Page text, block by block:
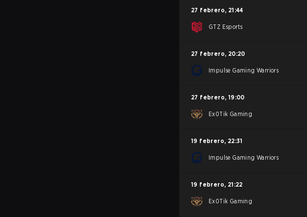
27 febrero, 21:44
GTZ Esports
27 febrero, 20:20
Impulse Gaming Warriors
27 febrero, 19:00
Ex0Tik Gaming
19 febrero, 22:31
Impulse Gaming Warriors
19 febrero, 21:22
Ex0Tik Gaming